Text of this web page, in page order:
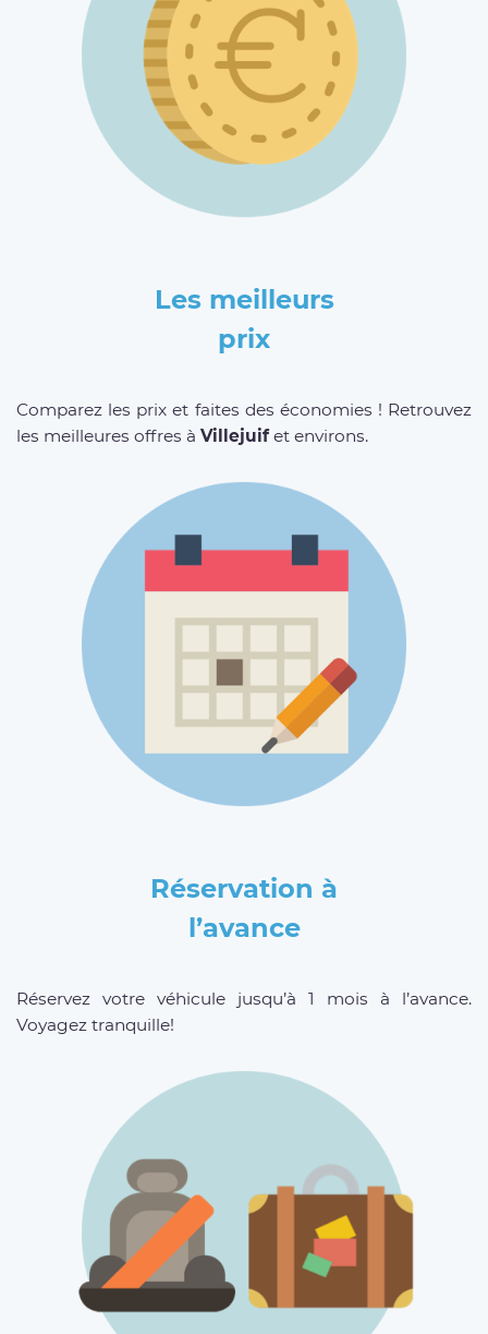
Les meilleurs
prix
Comparez les prix et faites des économies ! Retrouvez
les meilleures offres à Villejuifet environs.
Réservation à
l’avance
Réservez votre véhicule jusqu’à 1 mois à l’avance.
Voyagez tranquille!